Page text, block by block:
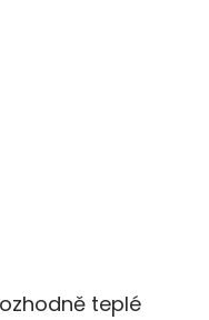
teplé